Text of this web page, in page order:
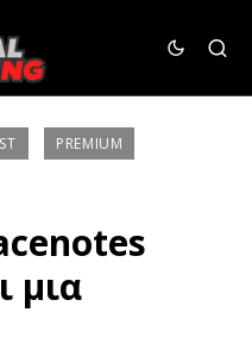
PREMIUM
μια